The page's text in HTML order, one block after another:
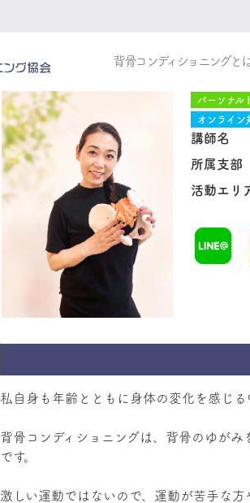
背骨コンディショニングと
パーソナル
オンライン
講師名
所属支部
活動エリ
私自身も年齢とともに身体の変化を感じる
背骨コンディショニングは、背骨のゆが
です。
激しい運動ではないので、運動が苦手な